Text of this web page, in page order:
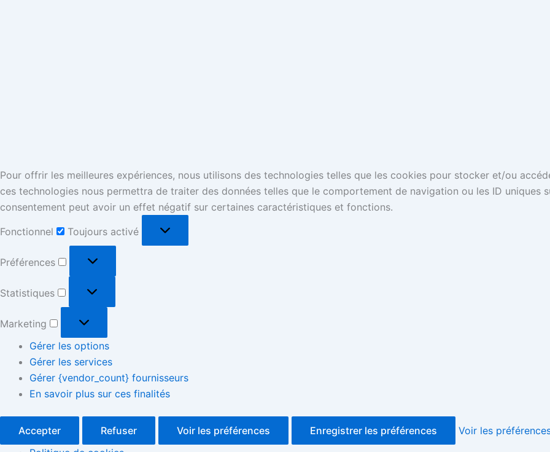
Pour offrir les meilleures expériences, nous utilisons des technologies telles que les cookies pour stocker et/ou
ces technologies nous permettra de traiter des données telles que le comportement de navigation ou les ID uniques
consentement peut avoir un effet négatif sur certaines caractéristiques et fonctions.
Fonctionnel
Toujours activé
Préférences
Statistiques
Marketing
Gérer les options
Gérer les services
Gérer {vendor_count} fournisseurs
En savoir plus sur ces finalités
Accepter Refuser Voir les préférences Enregistrer les préférences
Voir les